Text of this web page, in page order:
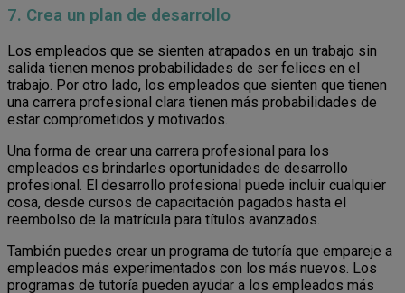
7. Crea un plan de desarrollo
Los empleados que se sienten atrapados en un trabajo sin
salida tienen menos probabilidades de ser felices en el
trabajo. Por otro lado, los empleados que sienten que tienen
una carrera profesional clara tienen más probabilidades de
estar comprometidos y motivados.
Una forma de crear una carrera profesional para los
empleados es brindarles oportunidades de desarrollo
profesional. El desarrollo profesional puede incluir cualquier
cosa, desde cursos de capacitación pagados hasta el
reembolso de la matrícula para títulos avanzados.
También puedes crear un programa de tutoría que empareje a
empleados más experimentados con los más nuevos. Los
programas de tutoría pueden ayudar a los empleados más